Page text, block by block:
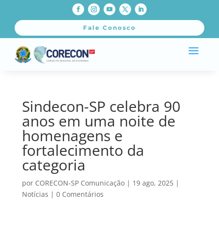
Fale Conosco
Sindecon-SP celebra 90
anos em uma noite de
homenagens e
fortalecimento da
categoria
por CORECON-SP Comunicação| 19 ago, 2025|
Notícias | 0 Comentários